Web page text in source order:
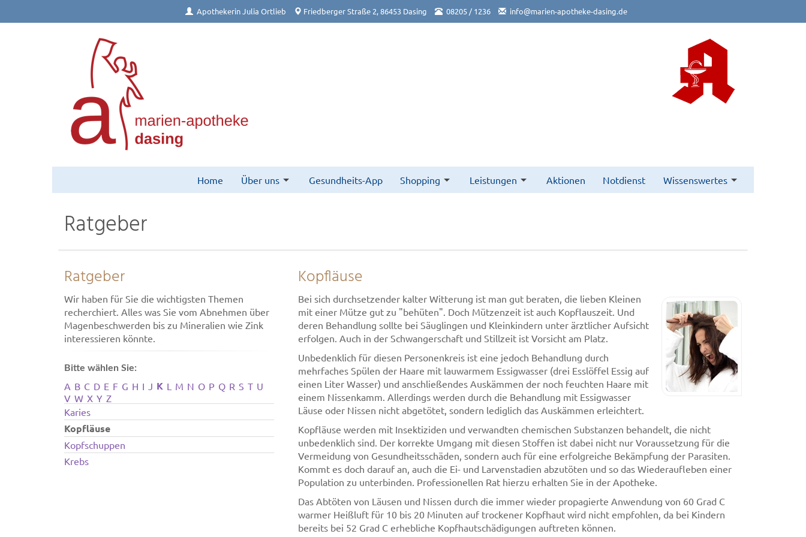
Apothekerin Julia Ortlieb Friedberger Straße 2, 86453 Dasing 08205 / 1236 info@marien-apotheke-dasing.de
Home Über uns Gesundheits-App Shopping Leistungen Aktionen Notdienst Wissenswertes
Ratgeber
Ratgeber
Wir haben für Sie die wichtigsten Themen
recherchiert. Alles was Sie vom Abnehmen über
Magenbeschwerden bis zu Mineralien wie Zink
interessieren könnte.
Bitte wählen Sie:
A B C D E F G H I J K L M N O P Q R S T U
V W X Y Z
Karies
Kopfläuse
Kopfschuppen
Krebs
Kopfläuse
Bei sich durchsetzender kalter Witterung ist man gut beraten, die lieben Kleinen
mit einer Mütze gut zu "behüten". Doch Mützenzeit ist auch Kopflauszeit. Und
deren Behandlung sollte bei Säuglingen und Kleinkindern unter ärztlicher Aufsicht
erfolgen. Auch in der Schwangerschaft und Stillzeit ist Vorsicht am Platz.
Unbedenklich für diesen Personenkreis ist eine jedoch Behandlung durch
mehrfaches Spülen der Haare mit lauwarmem Essigwasser (drei Esslöffel Essig auf
einen Liter Wasser) und anschließendes Auskämmen der noch feuchten Haare mit
einem Nissenkamm. Allerdings werden durch die Behandlung mit Essigwasser
Läuse oder Nissen nicht abgetötet, sondern lediglich das Auskämmen erleichtert.
Kopfläuse werden mit Insektiziden und verwandten chemischen Substanzen behandelt, die nicht
unbedenklich sind. Der korrekte Umgang mit diesen Stoffen ist dabei nicht nur Voraussetzung für die
Vermeidung von Gesundheitsschäden, sondern auch für eine erfolgreiche Bekämpfung der Parasiten.
Kommt es doch darauf an, auch die Ei- und Larvenstadien abzutöten und so das Wiederaufleben einer
Population zu unterbinden. Professionellen Rat hierzu erhalten Sie in der Apotheke.
Das Abtöten von Läusen und Nissen durch die immer wieder propagierte Anwendung von 60 Grad C
warmer Heißluft für 10 bis 20 Minuten auf trockener Kopfhaut wird nicht empfohlen, da bei Kindern
bereits bei 52 Grad C erhebliche Kopfhautschädigungen auftreten können.